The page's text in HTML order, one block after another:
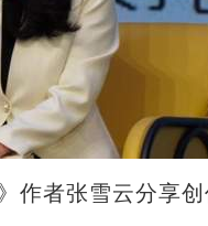
作者张雪云分享